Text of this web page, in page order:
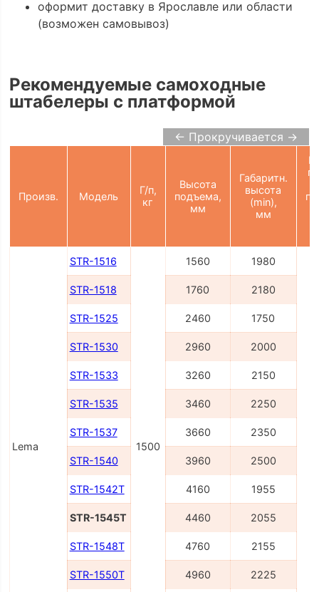
оформит доставку в Ярославле или области
(возможен самовывоз)
Рекомендуемые самоходные
штабелеры с платформой
← Прокручивается →
Произв. Модель
Г/п,
кг
Высота
подъема,
мм
Габаритн.
высота
(min),
мм
Lema
STR-1516
1500
1560 1980
STR-1518 1760 2180
STR-1525 2460 1750
STR-1530 2960 2000
STR-1533 3260 2150
STR-1535 3460 2250
STR-1537 3660 2350
STR-1540 3960 2500
STR-1542T 4160 1955
STR-1545T 4460 2055
STR-1548T 4760 2155
STR-1550T 4960 2225